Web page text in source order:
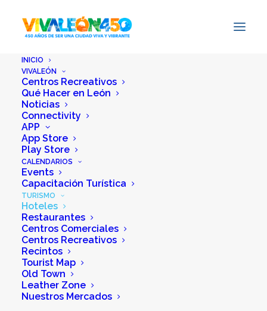
INICIO
VIVALEÓN
Centros Recreativos
Qué Hacer en León
Noticias
Connectivity
APP
App Store
Play Store
CALENDARIOS
Events
Capacitación Turística
TURISMO
Hoteles
Restaurantes
Centros Comerciales
Centros Recreativos
Recintos
Tourist Map
Old Town
Leather Zone
Nuestros Mercados